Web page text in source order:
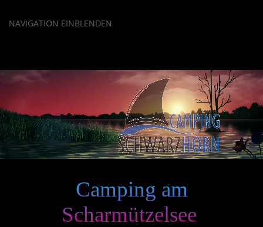
NAVIGATION EINBLENDEN
Camping am
Scharmützelsee